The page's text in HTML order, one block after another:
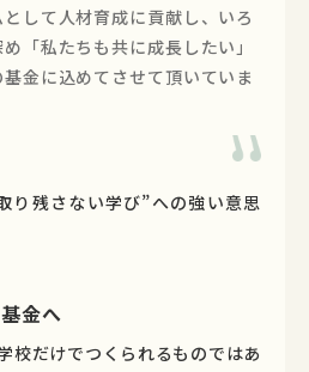
して人材育成に貢献し、いろ
「私たちも共に成長したい」
金に込めてさせて頂いていま
り残さない学び”への強い意思
金へ
校だけでつくられるものではあ